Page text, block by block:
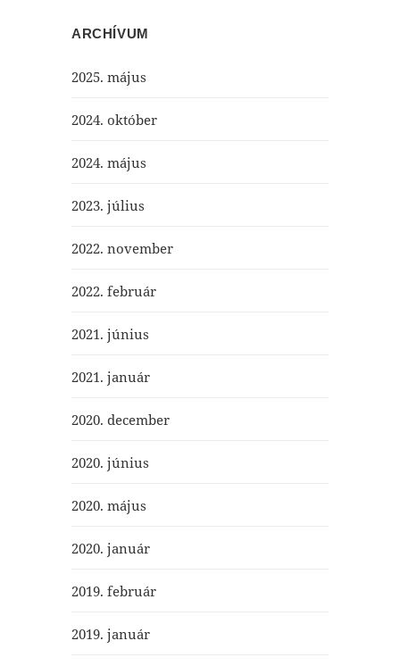
ARCHÍVUM
2025. május
2024. október
2024. május
2023. július
2022. november
2022. február
2021. június
2021. január
2020. december
2020. június
2020. május
2020. január
2019. február
2019. január